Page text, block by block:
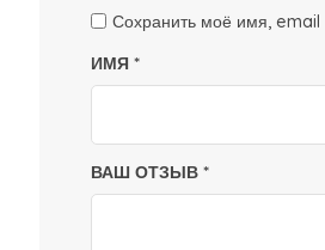
ВАШ ОТЗЫВ *
ИМЯ *
Сохранить моё имя, email